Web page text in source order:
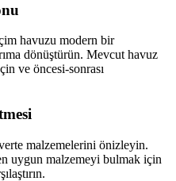
havuzu modern bir
dönüştürün. Mevcut havuz
ve öncesi-sonrası
malzemelerini önizleyin.
uygun malzemeyi bulmak için